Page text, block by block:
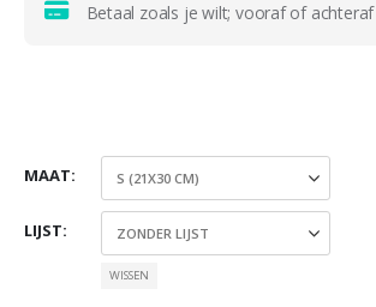
Betaal zoals je wilt; vooraf of achteraf
MAAT
LIJST
WISSEN